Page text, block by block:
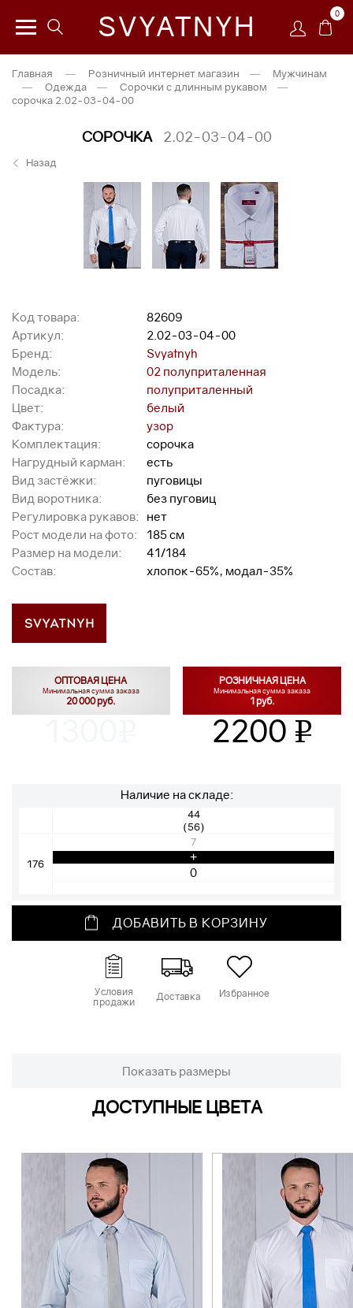
SVYATNYH 0
Главная — Розничный интернет магазин —
Мужчинам
—
Одежда — Сорочки с длинным рукавом
—
сорочка 2.02-03-04-00
СОРОЧКА 2.02-03-04-00
Назад
Код товара:
82609
Артикул:
2.02-03-04-00
Бренд:
Svyatnyh
Модель:
02 полуприталенная
Посадка:
полуприталенный
Цвет:
белый
Фактура:
узор
Комплектация:
сорочка
Нагрудный карман:
есть
Вид застёжки:
пуговицы
Вид воротника:
без пуговиц
Регулировка рукавов:
нет
Рост модели на фото:
185 см
Размер на модели:
41/184
Состав:
хлопок-65%, модал-35%
ОПТОВАЯ ЦЕНА
Минимальная сумма заказа
20 000 руб.
РОЗНИЧНАЯ ЦЕНА
Минимальная сумма заказа
1 руб.
2200 v
Наличие на складе:
44
(56)
176
7
+
ДОБАВИТЬ В КОРЗИНУ
Условия
продажи Доставка Избранное
Показать размеры
ДОСТУПНЫЕ ЦВЕТА